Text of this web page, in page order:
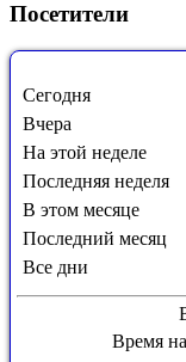
Посетители
Сегодня
Вчера
На этой неделе
Последняя неделя
В этом месяце
Последний месяц
Все дни
Время